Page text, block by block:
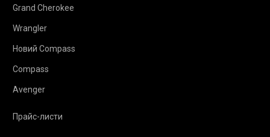
Grand Cherokee
Wrangler
Новий Compass
Compass
Avenger
Прайс-листи